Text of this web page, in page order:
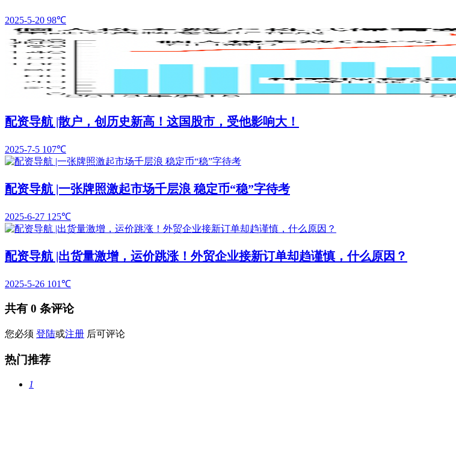
2025-5-20 98℃
配资导航 |散户，创历史新高！这国股市，受他影响大！
2025-7-5 107℃
配资导航 |一张牌照激起市场千层浪 稳定币“稳”字待考
2025-6-27 125℃
配资导航 |出货量激增，运价跳涨！外贸企业接新订单却趋谨慎，什么原因？
2025-5-26 101℃
共有 0 条评论
您必须 登陆或注册 后可评论
热门推荐
1